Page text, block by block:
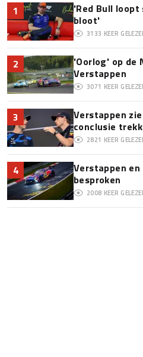
1
'Red Bull
bloot'
3133 KEER
2
'Oorlog' op de
Verstappen
3071 KEER
3
Verstappen
conclusie
2821 KEER
4
Verstappen
besproken
2008 KEER